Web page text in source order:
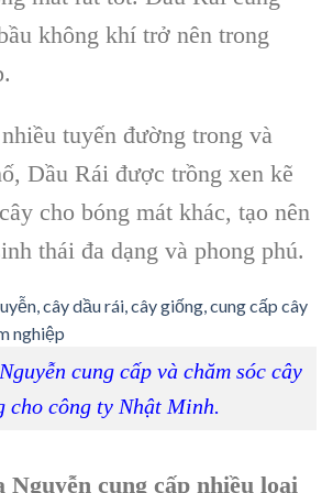
không khí trở nên trong
tuyến đường trong và
Dầu Rái được trồng xen kẽ
cho bóng mát khác, tạo nên
thái đa dạng và phong phú.
cung cấp và chăm sóc cây
cho công ty Nhật Minh.
Nguyễn cung cấp nhiều loại